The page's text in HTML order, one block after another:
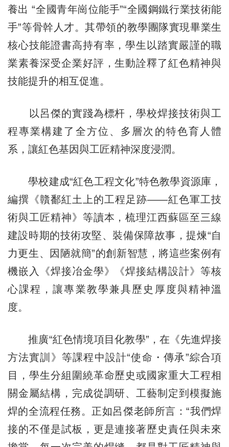
養出 “全國青年崗位能手”“全國鋼鐵行業技術能
手”等骨幹人才。其帶領的教學團隊實現畢業生
核心技能證書高持有率，學生以踏實嚴謹的職
業素養深受企業好評，生動詮釋了紅色精神與
技能提升的相互促進。
以呂傑的實踐為標杆，學校焊接技術與工
程專業構建了全方位、多層次的特色育人體
系，讓紅色基因與工匠精神深度浸潤。
學校建成“紅色工程文化”特色教學資源庫，
編撰《贛鄱紅土上的工程足跡——紅色軍工技
術與工匠精神》等讀本，梳理江西蘇區至三線
建設時期的技術攻堅、裝備保障故事，提煉“自
力更生、因陋就簡”的創新智慧，將這些案例有
機嵌入《焊接冶金學》《焊接結構設計》等核
心課程，讓專業教學兼具歷史厚度與精神溫
度。
推廣“紅色情境項目化教學”，在《先進焊接
方法實訓》等課程中設計“使命・傳承”綜合項
目，學生分組圍繞革命歷史或國家重大工程相
關金屬結構，完成從調研、工藝制定到模擬施
焊的全流程任務。正如呂傑老師所言：“我們焊
接的不僅是試板，更是連接著歷史責任與未來